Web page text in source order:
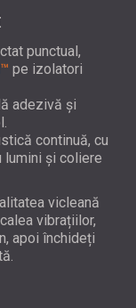
punctual,
pe izolatori
adezivă și
continuă, cu
și coliere
vicleană
vibrațiilor,
apoi închideți